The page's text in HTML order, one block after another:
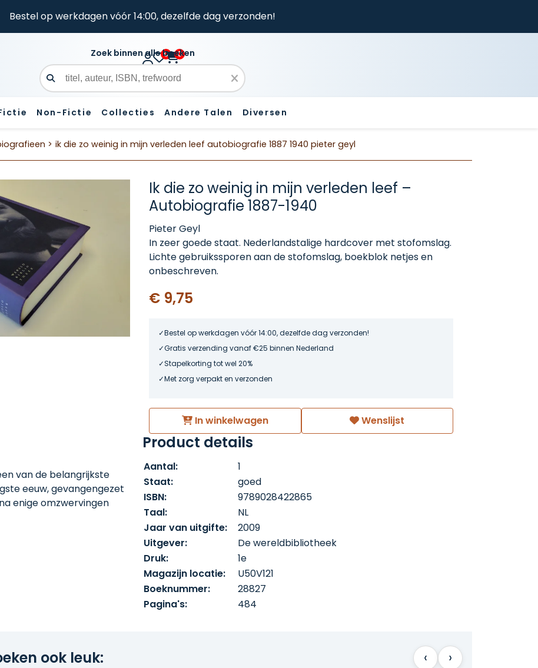
Bestel op werkdagen vóór 14:00, dezelfde dag verzonden!
0 0
Zoek binnen alle boeken
Zoekveld
Non-Fictie Collecties Andere Talen Diversen
> ik die zo weinig in mijn verleden leef autobiografie 1887 1940 pieter geyl
Ik die zo weinig in mijn verleden leef –
Autobiografie 1887-1940
Pieter Geyl
In zeer goede staat. Nederlandstalige hardcover met stofomslag.
Lichte gebruikssporen aan de stofomslag, boekblok netjes en
onbeschreven.
€ 9,75
Bestel op werkdagen vóór 14:00, dezelfde dag verzonden!
Gratis verzending vanaf €25 binnen Nederland
Stapelkorting tot wel 20%
Met zorg verpakt en verzonden
In winkelwagen Wenslijst
van de belangrijkste
eeuw, gevangengezet
enige omzwervingen
de hele oorlog verbleef.
Product details
Aantal:
1
Staat:
goed
ISBN:
9789028422865
Taal:
NL
Jaar van uitgifte:
2009
Uitgever:
De wereldbibliotheek
Druk:
1e
Magazijn locatie:
U50V121
Boeknummer:
28827
Pagina's:
484
ook leuk: ‹ ›